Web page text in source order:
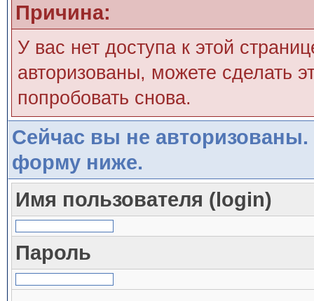
Причина:
У вас нет доступа к этой
авторизованы, можете сделать
попробовать снова.
Сейчас вы не авторизованы.
форму ниже.
Имя пользователя (login)
Пароль